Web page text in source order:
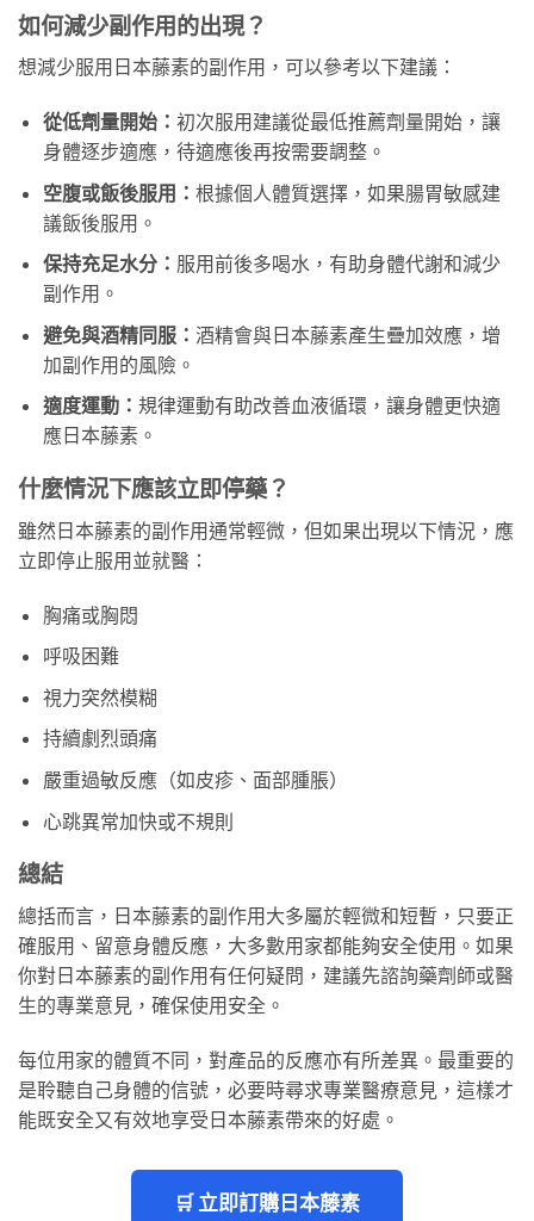
如何減少副作用的出現？
想減少服用日本藤素的副作用，可以參考以下建議：
從低劑量開始： 初次服用建議從最低推薦劑量開始，讓
身體逐步適應，待適應後再按需要調整。
空腹或飯後服用： 根據個人體質選擇，如果腸胃敏感建
議飯後服用。
保持充足水分： 服用前後多喝水，有助身體代謝和減少
副作用。
避免與酒精同服： 酒精會與日本藤素產生疊加效應，增
加副作用的風險。
適度運動： 規律運動有助改善血液循環，讓身體更快適
應日本藤素。
什麼情況下應該立即停藥？
雖然日本藤素的副作用通常輕微，但如果出現以下情況，應
立即停止服用並就醫：
胸痛或胸悶
呼吸困難
視力突然模糊
持續劇烈頭痛
嚴重過敏反應（如皮疹、面部腫脹）
心跳異常加快或不規則
總結
總括而言，日本藤素的副作用大多屬於輕微和短暫，只要正
確服用、留意身體反應，大多數用家都能夠安全使用。如果
你對日本藤素的副作用有任何疑問，建議先諮詢藥劑師或醫
生的專業意見，確保使用安全。
每位用家的體質不同，對產品的反應亦有所差異。最重要的
是聆聽自己身體的信號，必要時尋求專業醫療意見，這樣才
能既安全又有效地享受日本藤素帶來的好處。
🛒 立即訂購日本藤素